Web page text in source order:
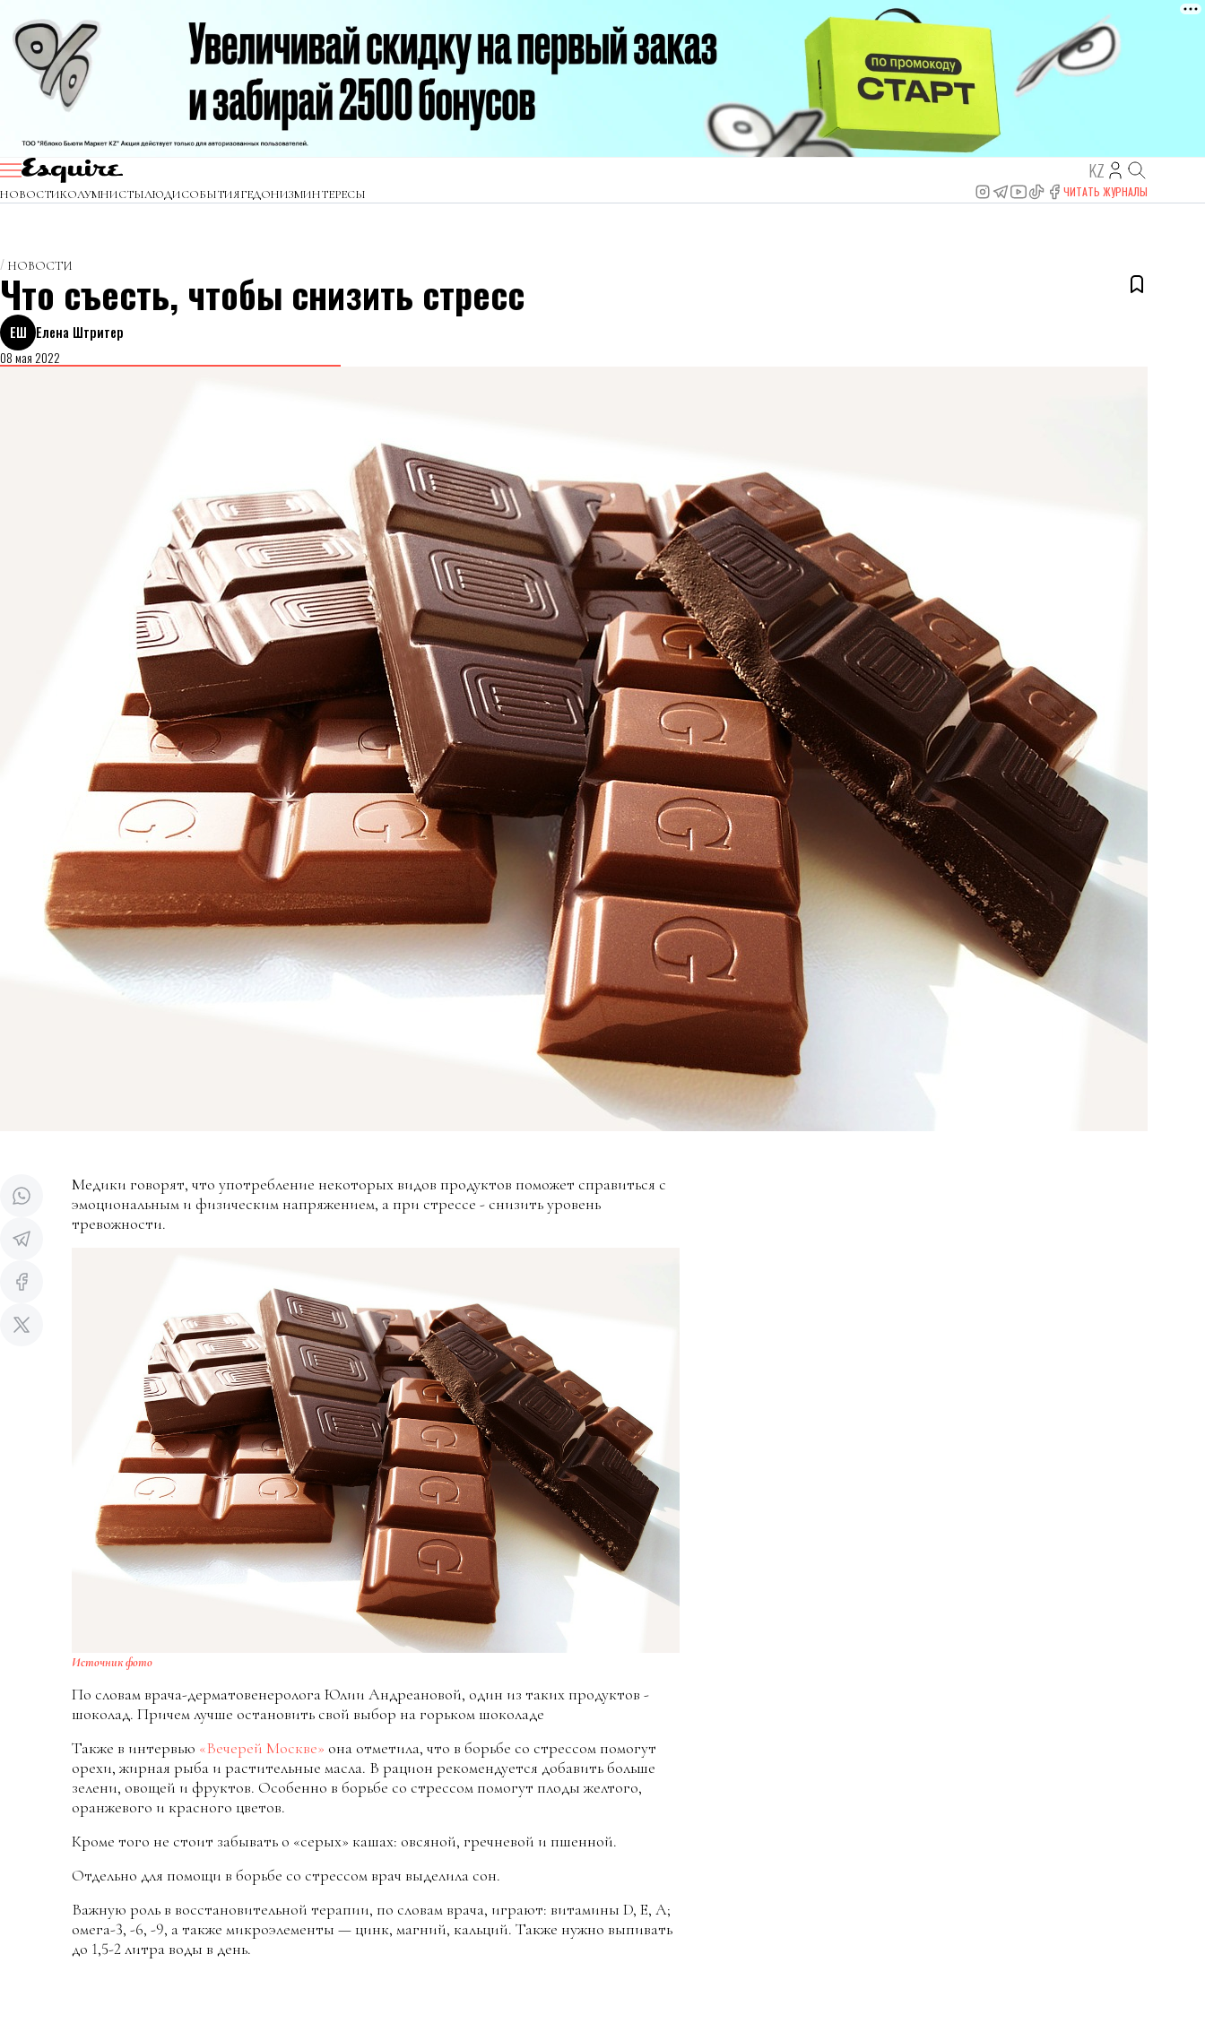
KZ
НОВОСТИКОЛУМНИСТЫЛЮДИСОБЫТИЯГЕДОНИЗМИНТЕРЕСЫ ЧИТАТЬ ЖУРНАЛЫ
НОВОСТИ
Что съесть, чтобы снизить стресс
ЕШ Елена Штритер
08 мая 2022
Медики говорят, что употребление некоторых видов продуктов поможет справиться с
эмоциональным и физическим напряжением, а при стрессе - снизить уровень
тревожности.
Источник фото
По словам врача-дерматовенеролога Юлии Андреановой, один из таких продуктов -
шоколад. Причем лучше остановить свой выбор на горьком шоколаде
Также в интервью «Вечерей Москве» она отметила, что в борьбе со стрессом помогут
орехи, жирная рыба и растительные масла. В рацион рекомендуется добавить больше
зелени, овощей и фруктов. Особенно в борьбе со стрессом помогут плоды желтого,
оранжевого и красного цветов.
Кроме того не стоит забывать о «серых» кашах: овсяной, гречневой и пшенной.
Отдельно для помощи в борьбе со стрессом врач выделила сон.
Важную роль в восстановительной терапии, по словам врача, играют: витамины D, E, A;
омега-3, -6, -9, а также микроэлементы — цинк, магний, кальций. Также нужно выпивать
до 1,5-2 литра воды в день.